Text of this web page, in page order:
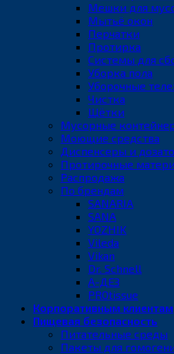
Мешки для
Мытьё окон
Перчатки
Протирка
Системы для
Уборка пола
Уборочные
Чистка
Щётки
Мусорные
Моющие средства
Диспенсеры и
Протирочные
Распродажа
По брендам
SANARIA
SANA
YOZHIK
Vileda
Vikan
Dr. Schnell
А-ДЕЗ
PROtissue
Корпоративным клиентам
Пищевая безопасность
Питательные среды
Пакеты для